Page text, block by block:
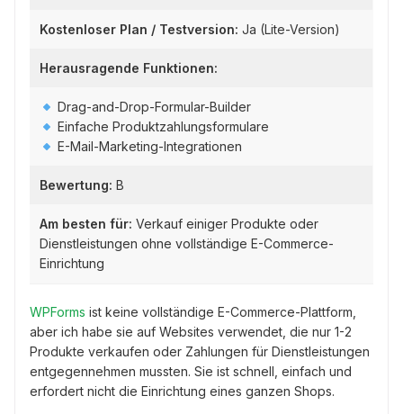
Kostenloser Plan / Testversion: Ja (Lite-Version)
Herausragende Funktionen:
Drag-and-Drop-Formular-Builder
Einfache Produktzahlungsformulare
E-Mail-Marketing-Integrationen
Bewertung: B
Am besten für: Verkauf einiger Produkte oder
Dienstleistungen ohne vollständige E-Commerce-
Einrichtung
WPForms ist keine vollständige E-Commerce-Plattform,
aber ich habe sie auf Websites verwendet, die nur 1-2
Produkte verkaufen oder Zahlungen für Dienstleistungen
entgegennehmen mussten. Sie ist schnell, einfach und
erfordert nicht die Einrichtung eines ganzen Shops.